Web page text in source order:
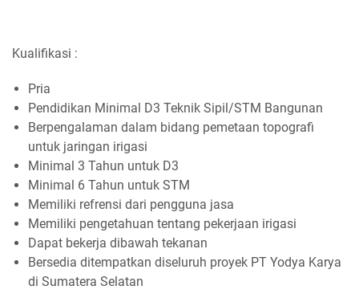
Kualifikasi :
Pria
Pendidikan Minimal D3 Teknik Sipil/STM Bangunan
Berpengalaman dalam bidang pemetaan topografi
untuk jaringan irigasi
Minimal 3 Tahun untuk D3
Minimal 6 Tahun untuk STM
Memiliki refrensi dari pengguna jasa
Memiliki pengetahuan tentang pekerjaan irigasi
Dapat bekerja dibawah tekanan
Bersedia ditempatkan diseluruh proyek PT Yodya Karya
di Sumatera Selatan